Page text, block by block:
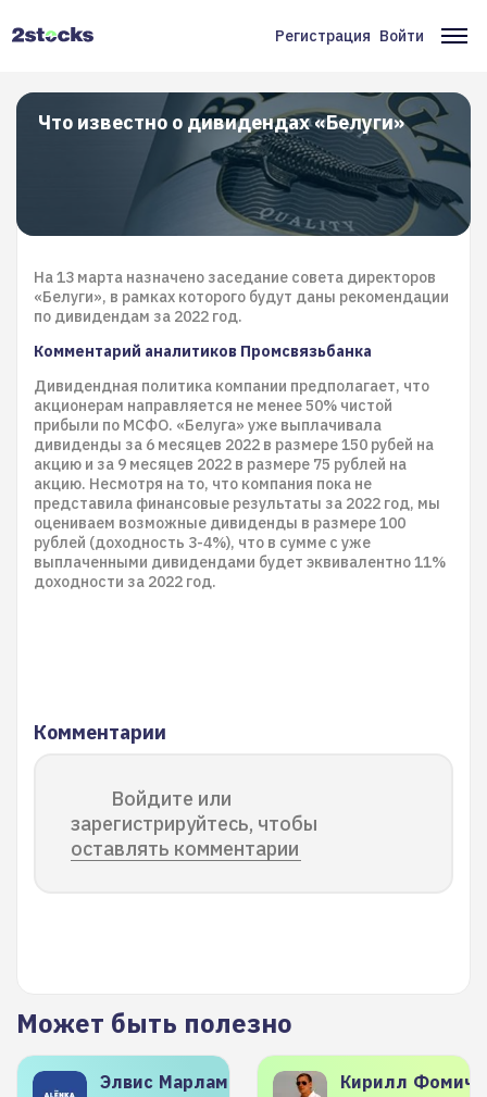
Меню
учётной
записи
пользователя
Регистрация Войти
Что известно о дивидендах «Белуги»
На 13 марта назначено заседание совета директоров
«Белуги», в рамках которого будут даны рекомендации
по дивидендам за 2022 год.
Комментарий аналитиков Промсвязьбанка
Дивидендная политика компании предполагает, что
акционерам направляется не менее 50% чистой
прибыли по МСФО. «Белуга» уже выплачивала
дивиденды за 6 месяцев 2022 в размере 150 рубей на
акцию и за 9 месяцев 2022 в размере 75 рублей на
акцию. Несмотря на то, что компания пока не
представила финансовые результаты за 2022 год, мы
оцениваем возможные дивиденды в размере 100
рублей (доходность 3-4%), что в сумме с уже
выплаченными дивидендами будет эквивалентно 11%
доходности за 2022 год.
Комментарии
Войдите или
зарегистрируйтесь, чтобы
оставлять комментарии
Может быть полезно
Элвис Марламов Кирилл